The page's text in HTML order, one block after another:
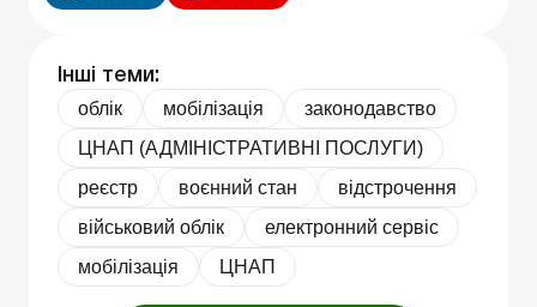
Інші теми:
облік мобілізація
законодавство
ЦНАП (АДМІНІСТРАТИВНІ ПОСЛУГИ)
реєстр
воєнний стан
відстрочення
військовий облік
електронний сервіс
мобілізація
ЦНАП